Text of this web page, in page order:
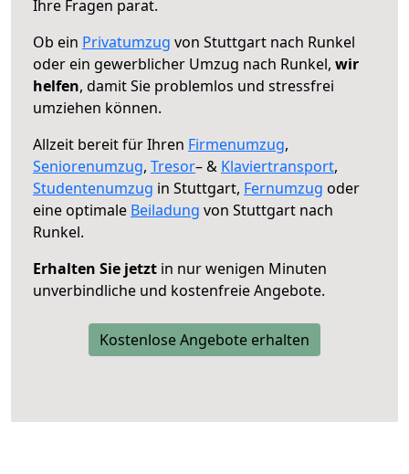
Ihre Fragen parat.
Ob ein Privatumzug von Stuttgart nach Runkel
oder ein gewerblicher Umzug nach Runkel, wir
helfen, damit Sie problemlos und stressfrei
umziehen können.
Allzeit bereit für Ihren Firmenumzug,
Seniorenumzug, Tresor– & Klaviertransport,
Studentenumzug in Stuttgart, Fernumzug oder
eine optimale Beiladung von Stuttgart nach
Runkel.
Erhalten Sie jetzt in nur wenigen Minuten
unverbindliche und kostenfreie Angebote.
Kostenlose Angebote erhalten